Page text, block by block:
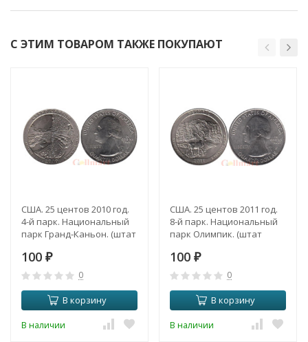
С ЭТИМ ТОВАРОМ ТАКЖЕ ПОКУПАЮТ
США. 25 центов 2010 год.
4-й парк. Национальный
парк Гранд-Каньон. (штат
100 ₽
0
В корзину
В наличии
США. 25 центов 2011 год.
8-й парк. Национальный
парк Олимпик. (штат
100 ₽
0
В корзину
В наличии